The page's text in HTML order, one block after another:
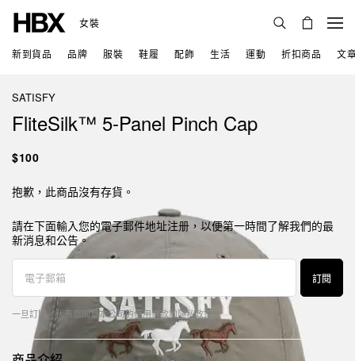
女裝
新到貨品 品牌 服裝 鞋履 配飾 生活 運動 折扣商品 文
SATISFY
FliteSilk™ 5‑Panel Pinch Cap
$100
抱歉，此商品沒有存貨。
請在下面輸入您的電子郵件地址注册，以便第一時間了解我們的最
新消息和公告。
訂閱
一旦訂閱，代表您同意本公司的使用條款和隱私政策 。